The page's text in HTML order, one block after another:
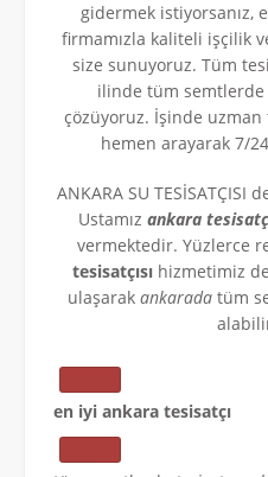
gidermek istiyorsanız,
firmamızla kaliteli işçilik
size sunuyoruz. Tüm
ilinde tüm semtlerde
çözüyoruz. İşinde uzman
hemen arayarak 7/
ANKARA SU
Ustamız ankara
vermektedir. Yüzlerce
tesisatçısı hizmetimiz
ulaşarak ankarada tüm
en iyi ankara tesisatçı